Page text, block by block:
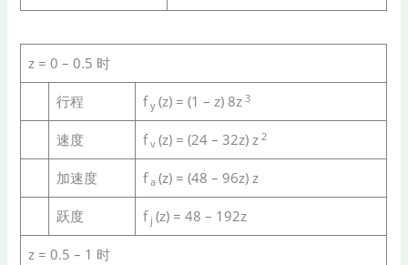
z = 0 – 0.5 时
行程 f y (z) = (1 – z) 8z3
速度 f v (z) = (24 – 32z) z2
加速度 f a (z) = (48 – 96z) z
跃度 f j (z) = 48 – 192z
z = 0.5 – 1 时